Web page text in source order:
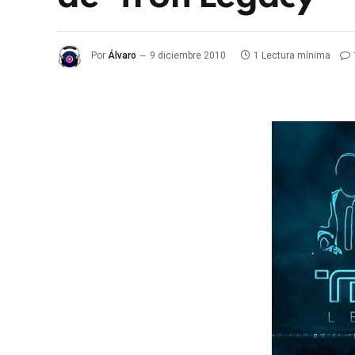
Por Álvaro 9 diciembre 2010 1 Lectura mínima